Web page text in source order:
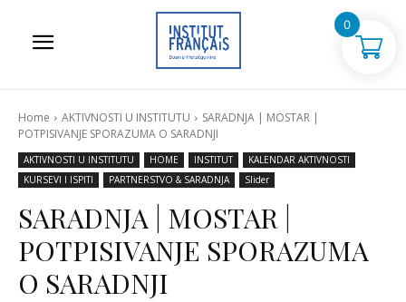
Home AKTIVNOSTI U INSTITUTU
SARADNJA | MOSTAR |
POTPISIVANJE SPORAZUMA O SARADNJI
AKTIVNOSTI U INSTITUTU HOME INSTITUT
KALENDAR AKTIVNOSTI
KURSEVI I ISPITI
PARTNERSTVO & SARADNJA Slider
SARADNJA | MOSTAR |
POTPISIVANJE SPORAZUMA
O SARADNJI
0